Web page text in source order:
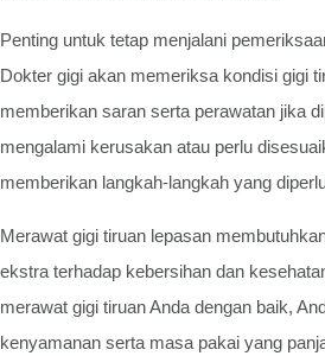
Penting untuk tetap menjalani
Dokter gigi akan memeriksa kondisi gigi
memberikan saran serta perawatan jika
mengalami kerusakan atau perlu
memberikan langkah-langkah yang
Merawat gigi tiruan lepasan
ekstra terhadap kebersihan dan
merawat gigi tiruan Anda dengan baik,
kenyamanan serta masa pakai yang